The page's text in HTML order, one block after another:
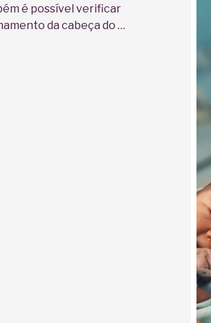
é possível verificar
da cabeça do …